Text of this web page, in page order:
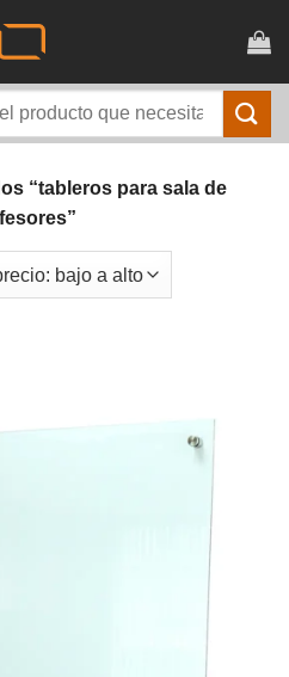
“tableros para sala de